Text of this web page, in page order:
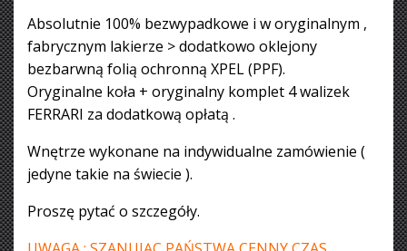
Absolutnie 100% bezwypadkowe i w oryginalnym ,
fabrycznym lakierze > dodatkowo oklejony
bezbarwną folią ochronną XPEL (PPF).
Oryginalne koła + oryginalny komplet 4 walizek
FERRARI za dodatkową opłatą .
Wnętrze wykonane na indywidualne zamówienie (
jedyne takie na świecie ).
Proszę pytać o szczegóły.